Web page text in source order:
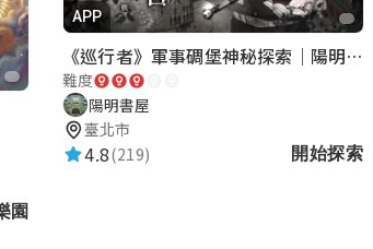
園
APP
《巡行者》軍事碉堡神秘探索｜陽明書屋實境遊戲
難度
陽明書屋
臺北市
4.8(219) 開始探索